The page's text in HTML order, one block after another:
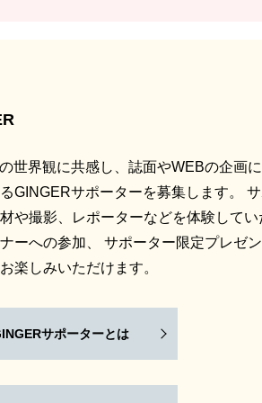
世界観に共感し、誌面やWEBの企画
GINGERサポーターを募集します。
や撮影、レポーターなどを体験して
ナーへの参加、 サポーター限定プレゼ
楽しみいただけます。
サポーターとは